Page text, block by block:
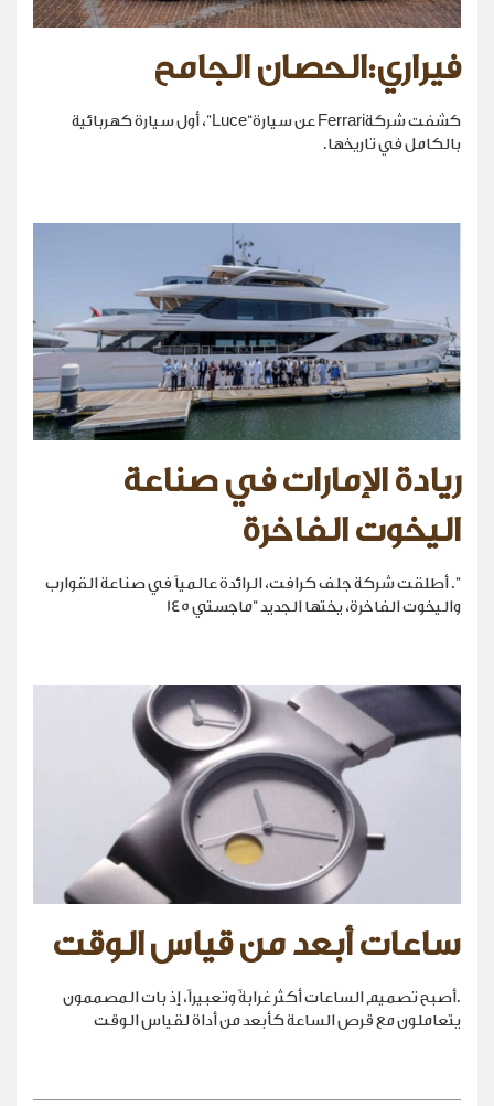
فيراري:الحصان الجامح
كشفت شركةFerrari عن سيارة“Luce”، أول سيارة كهربائية
بالكامل في تاريخها.
ريادة الإمارات في صناعة
اليخوت الفاخرة
". أطلقت شركة جلف كرافت، الرائدة عالمياً في صناعة القوارب
واليخوت الفاخرة، يختها الجديد "ماجستي 145
ساعات أبعد من قياس الوقت
.أصبح تصميم الساعات أكثر غرابةً وتعبيراً، إذ بات المصممون
يتعاملون مع قرص الساعة كأبعد من أداة لقياس الوقت